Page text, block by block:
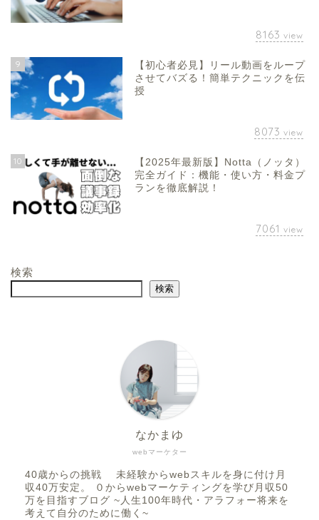
8163 view
9
【初心者必見】リール動画をループ
させてバズる！簡単テクニックを伝
授
8073 view
10
【2025年最新版】Notta（ノッタ）
完全ガイド：機能・使い方・料金プ
ランを徹底解説！
7061 view
検索
検索
webマーケター
なかまゆ
40歳からの挑戦 未経験からwebスキルを身に付け月
収40万安定。 ０からwebマーケティングを学び月収50
万を目指すブログ ~人生100年時代・アラフォー将来を
考えて自分のために働く~